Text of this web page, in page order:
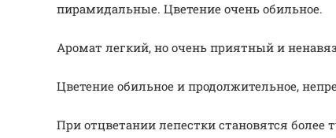
пирамидальные. Цветение очень обильное.
Аромат легкий, но очень приятный и
Цветение обильное и продолжительное,
При отцветании лепестки становятся более